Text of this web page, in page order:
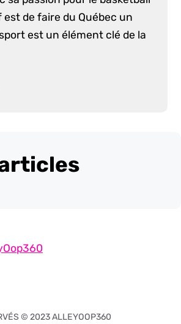
de faire du Québec un
est un élément clé de la
© 2023 ALLEYOOP360